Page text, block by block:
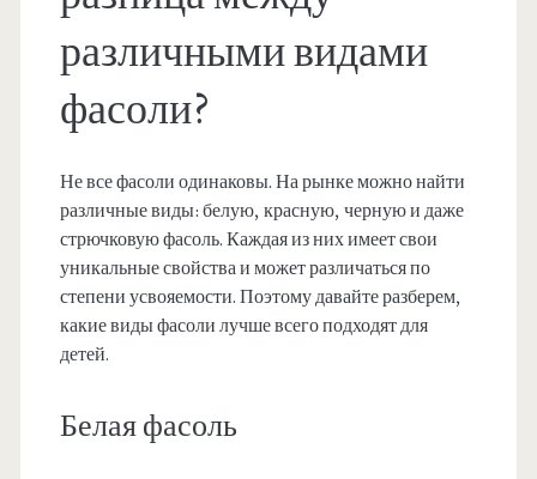
различными видами
фасоли?
Не все фасоли одинаковы. На рынке можно найти
различные виды: белую, красную, черную и даже
стрючковую фасоль. Каждая из них имеет свои
уникальные свойства и может различаться по
степени усвояемости. Поэтому давайте разберем,
какие виды фасоли лучше всего подходят для
детей.
Белая фасоль